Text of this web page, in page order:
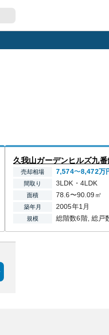
久我山ガーデンヒルズ九番
売却相場 7,574〜8,472万
間取り 3LDK・4LDK
面積 78.6〜90.09㎡
築年月 2005年1月
規模 総階数6階, 総戸